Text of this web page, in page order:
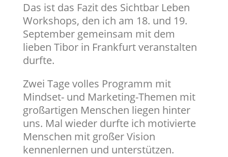
Das ist das Fazit des Sichtbar Leben
Workshops, den ich am 18. und 19.
September gemeinsam mit dem
lieben Tibor in Frankfurt veranstalten
durfte.
Zwei Tage volles Programm mit
Mindset- und Marketing-Themen mit
großartigen Menschen liegen hinter
uns. Mal wieder durfte ich motivierte
Menschen mit großer Vision
kennenlernen und unterstützen.